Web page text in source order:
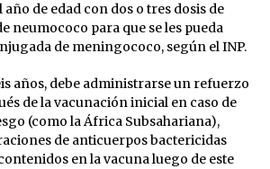
de edad con dos o tres dosis de
neumococo para que se les pueda
de meningococo, según el INP.
años, debe administrarse un refuerzo
de la vacunación inicial en caso de
(como la África Subsahariana),
de anticuerpos bactericidas
en la vacuna luego de este